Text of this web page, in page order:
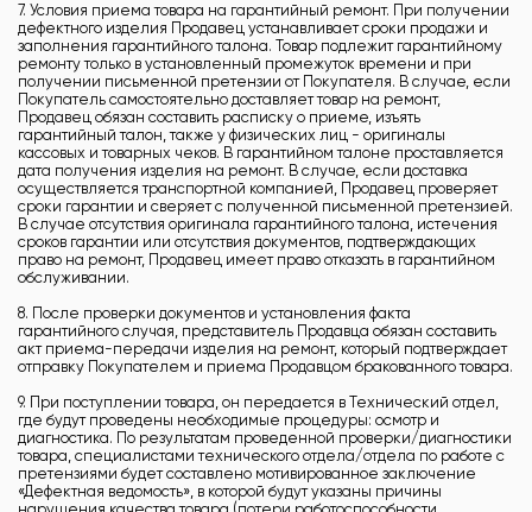
7. Условия приема товара на гарантийный ремонт. При получении
дефектного изделия Продавец устанавливает сроки продажи и
заполнения гарантийного талона. Товар подлежит гарантийному
ремонту только в установленный промежуток времени и при
получении письменной претензии от Покупателя. В случае, если
Покупатель самостоятельно доставляет товар на ремонт,
Продавец обязан составить расписку о приеме, изъять
гарантийный талон, также у физических лиц - оригиналы
кассовых и товарных чеков. В гарантийном талоне проставляется
дата получения изделия на ремонт. В случае, если доставка
осуществляется транспортной компанией, Продавец проверяет
сроки гарантии и сверяет с полученной письменной претензией.
В случае отсутствия оригинала гарантийного талона, истечения
сроков гарантии или отсутствия документов, подтверждающих
право на ремонт, Продавец имеет право отказать в гарантийном
обслуживании.
8. После проверки документов и установления факта
гарантийного случая, представитель Продавца обязан составить
акт приема-передачи изделия на ремонт, который подтверждает
отправку Покупателем и приема Продавцом бракованного товара.
9. При поступлении товара, он передается в Технический отдел,
где будут проведены необходимые процедуры: осмотр и
диагностика. По результатам проведенной проверки/диагностики
товара, специалистами технического отдела/отдела по работе с
претензиями будет составлено мотивированное заключение
«Дефектная ведомость», в которой будут указаны причины